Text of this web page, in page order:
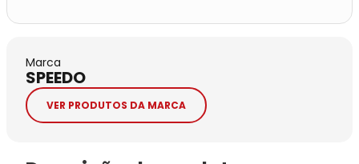
Marca
SPEEDO
VER PRODUTOS DA MARCA